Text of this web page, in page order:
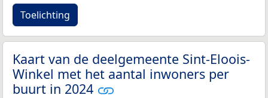
Toelichting
Kaart van de deelgemeente Sint-Eloois-
Winkel met het aantal inwoners per
buurt in 2024